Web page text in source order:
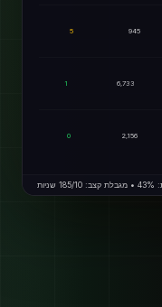
945
5
6,733
1
2,156
0